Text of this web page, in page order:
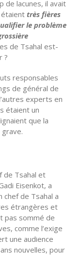
de lacunes, il avait
très fières
le problème
de Tsahal est-
?
responsables
de général de
experts en
étaient un
que la
de Tsahal et
Eisenkot, a
chef de Tsahal a
étrangères et
pas sommé de
comme l’exige
une audience
nouvelles, pour